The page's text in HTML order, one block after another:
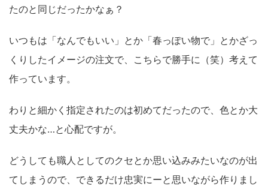
たのと同じだったかなぁ？
いつもは「なんでもいい」とか「春っぽい物で」とかざっ
くりしたイメージの注文で、こちらで勝手に（笑）考えて
作っています。
わりと細かく指定されたのは初めてだったので、色とか大
丈夫かな…と心配ですが。
どうしても職人としてのクセとか思い込みみたいなのが出
てしまうので、できるだけ忠実にーと思いながら作りまし